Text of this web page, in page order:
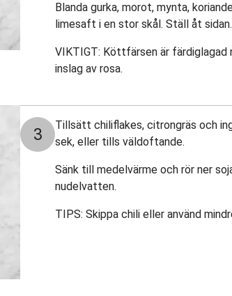
Blanda gurka, morot, mynta,
limesaft i en stor skål. Ställ åt sidan.
VIKTIGT: Köttfärsen är
inslag av rosa.
3
Tillsätt chiliflakes, citrongräs och
sek, eller tills väldoftande.
Sänk till medelvärme och rör ner
nudelvatten.
TIPS: Skippa chili eller använd